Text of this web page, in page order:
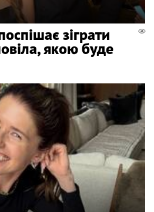
зіграти
якою буде